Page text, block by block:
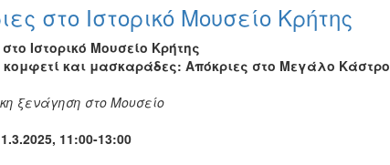
στο Ιστορικό Μουσείο Κρήτης
Ιστορικό Μουσείο Κρήτης
κομφετί και μασκαράδες: Απόκριες στο Μεγάλο Κάστρο
ξενάγηση στο Μουσείο
11:00-13:00